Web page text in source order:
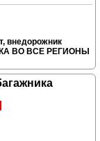
внедорожник
ВО ВСЕ РЕГИОНЫ